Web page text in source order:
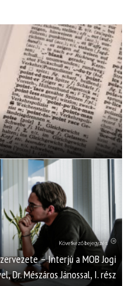
Következő bejegyzés
– Interjú a MOB Jogi
Dr. Mészáros Jánossal, I. rész